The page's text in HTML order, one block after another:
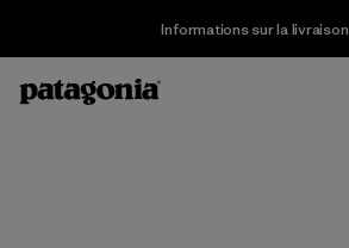
Informations sur la livraison